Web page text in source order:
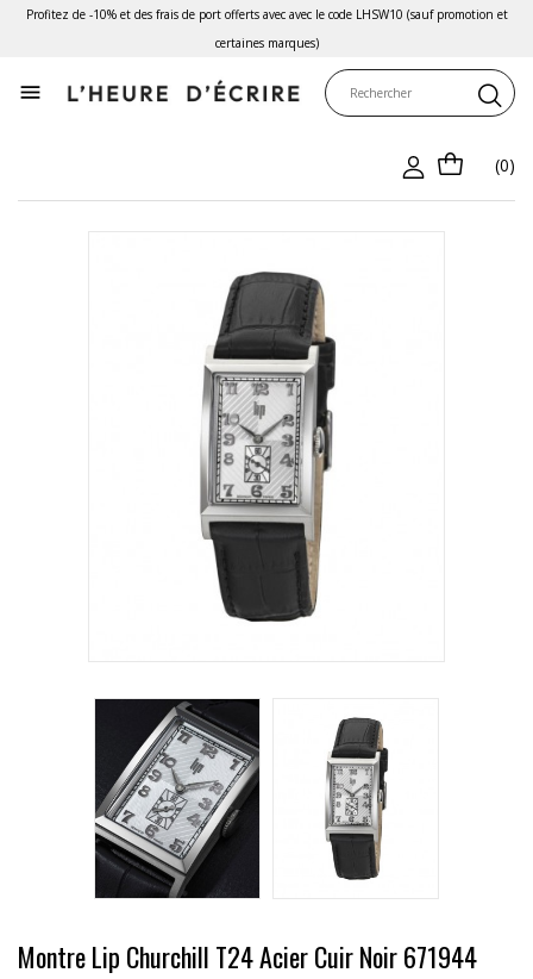
Profitez de -10% et des frais de port offerts avec avec le code LHSW10 (sauf promotion et
certaines marques)

(0)
Montre Lip Churchill T24 Acier Cuir Noir 671944